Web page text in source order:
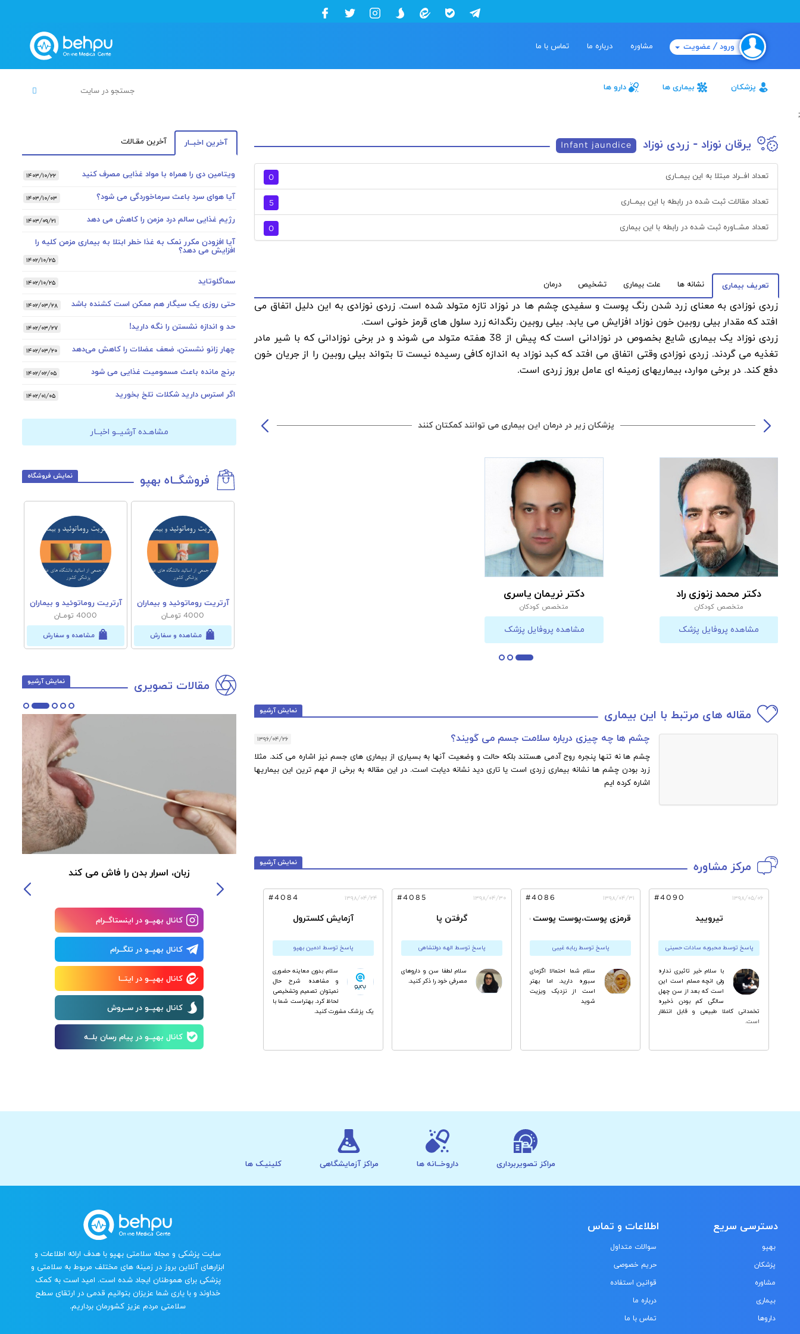
ورود / عضویت مشاوره درباره ما تماس با ما
پزشکان بیماری ها دارو ها
;
یرقان نوزاد - زردی نوزاد Infant jaundice
تعداد افــراد مبتلا به این بیمــاری 0
تعداد مقالات ثبت شده در رابطه با این بیمــاری 5
تعداد مشــاوره ثبت شده در رابطه با این بیماری 0
تعریف بیماری نشانه ها علت بیماری تشخیص درمان
زردی نوزادی به معنای زرد شدن رنگ پوست و سفیدی چشم ها در نوزاد تازه متولد شده است. زردی نوزادی به این دلیل اتفاق می
افتد که مقدار بیلی روبین خون نوزاد افزایش می یابد. بیلی روبین رنگدانه زرد سلول های قرمز خونی است.
زردی نوزاد یک بیماری شایع بخصوص در نوزادانی است که پیش از 38 هفته متولد می شوند و در برخی نوزادانی که با شیر مادر
تغذیه می گردند. زردی نوزادی وقتی اتفاق می افتد که کبد نوزاد به اندازه کافی رسیده نیست تا بتواند بیلی روبین را از جریان خون
دفع کند. در برخی موارد، بیماریهای زمینه ای عامل بروز زردی است.
پزشکان زیر در درمان این بیماری می توانند کمکتان کنند
دکتر محمد زنوزی راد
متخصص کودکان
مشاهده پروفایل پزشک
دکتر نریمان یاسری
متخصص کودکان
مشاهده پروفایل پزشک
مقاله های مرتبط با این بیماری نمایش آرشیو
چشم ها چه چیزی درباره سلامت جسم می گویند؟ ۱۳۹۶/۰۴/۲۶
چشم ها نه تنها پنجره روح آدمی هستند بلکه حالت و وضعیت آنها به بسیاری از بیماری های جسم نیز اشاره می کند. مثلا
زرد بودن چشم ها نشانه بیماری زردی است یا تاری دید نشانه دیابت است. در این مقاله به برخی از مهم ترین این بیماریها
اشاره کرده ایم
مرکز مشاوره نمایش آرشیو
تیرویید
پاسخ توسط محبوبه سادات حسینی
۱۳۹۸/۰۵/۰۶ #4090
با سلام خیر تاثیری نداره
ولی انچه مسلم است این
است که بعد از سن چهل
سالگی کم بودن ذخیره
تخمدانی کاملا طبیعی و قابل انتظار
است.
قرمزی پوست،پوست پوست شدن و سوزش و خارش
پاسخ توسط ربابه غیبی
۱۳۹۸/۰۴/۳۱ #4086
سلام شما احتمالا اگزماى
سبوره دارید. اما بهتر
است از نزدیک ویزیت
شوید
گرفتن پا
پاسخ توسط الهه دولتشاهی
۱۳۹۸/۰۴/۳۰ #4085
سلام لطفا سن و داروهای
مصرفی خود را ذکر کنید.
آزمایش کلسترول
پاسخ توسط ادمین بهپو
۱۳۹۸/۰۴/۲۴ #4084
سلام. بدون معاینه حضوری
و مشاهده شرح حال
نمیتوان تصمیم وتشخیصی
لحاظ کرد. بهتراست شما با
یک پزشک مشورت کنید.
آخرین اخبــار آخرین مقـالات
ویتامین دی را همراه با مواد غذایی مصرف کنید ۱۴۰۳/۱۰/۲۲
آیا هوای سرد باعث سرماخوردگی می شود؟ ۱۴۰۳/۱۰/۰۳
رژیم غذایی سالم درد مزمن را کاهش می دهد ۱۴۰۳/۰۹/۲۱
آیا افزودن مکرر نمک به غذا خطر ابتلا به بیماری مزمن کلیه را
افزایش می دهد؟
۱۴۰۲/۱۰/۲۵
سماگلوتاید ۱۴۰۲/۱۰/۲۵
حتی روزی یک سیگار هم ممکن است کشنده باشد ۱۴۰۲/۰۳/۲۸
حد و اندازه نشستن را نگه دارید! ۱۴۰۲/۰۳/۲۷
چهار زانو نشستن، ضعف عضلات را کاهش می‌دهد ۱۴۰۲/۰۳/۲۰
برنج مانده باعث مسمومیت غذایی می شود ۱۴۰۲/۰۲/۰۵
اگر استرس دارید شکلات تلخ بخورید ۱۴۰۲/۰۱/۰۵
مشاهـده آرشیــو اخبــار
فروشگــاه بهپو نمایش فروشگاه
آرتریت روماتوئید و بیماران
4000 تومــان
مشاهده و سفارش
آرتریت روماتوئید و بیماران
4000 تومــان
مشاهده و سفارش
مقالات تصویری نمایش آرشیو
به روایت تصویر
سفری به دنیای جنین، از لقاح تا
زایمان
15 مشکل دندانی و درمان آنها زبان، اسرار بدن را فاش می کند
کانال بهپــو در اینستاگــرام
کانال بهپــو در تلگــرام
کانال بهپــو در ایتــا
کانال بهپــو در ســروش
کانال بهپــو در پیام رسان بلــه
مراکز تصویربرداری داروخــانه ها مراکز آزمایشگاهی کلینیـک ها
سایت پزشکی و مجله سلامتی بهپو با هدف ارائه اطلاعات و
ابزارهای آنلاین بروز در زمینه های مختلف مربوط به سلامتی و
پزشکی برای هموطنان ایجاد شده است. امید است به کمک
خداوند و با یاری شما عزیزان بتوانیم قدمی در ارتقای سطح
سلامتی مردم عزیز کشورمان برداریم.
دسترسی سریع
بهپو
پزشکان
مشاوره
بیماری
داروها
اطلاعات و تماس
سوالات متداول
حریم خصوصی
قوانین استفاده
درباره ما
تماس با ما